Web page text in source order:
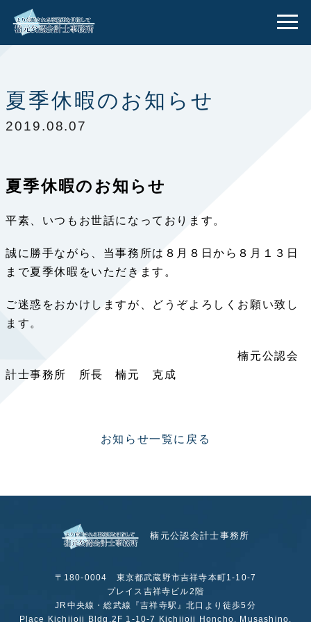
夏季休暇のお知らせ
2019.08.07
夏季休暇のお知らせ
平素、いつもお世話になっております。
誠に勝手ながら、当事務所は８月８日から８月１３日
まで夏季休暇をいただきます。
ご迷惑をおかけしますが、どうぞよろしくお願い致し
ます。
楠元公認会
計士事務所 所長 楠元 克成
お知らせ一覧に戻る
楠元公認会計士事務所
〒180-0004 東京都武蔵野市吉祥寺本町1-10-7
プレイス吉祥寺ビル2階
JR中央線・総武線『吉祥寺駅』北口より徒歩5分
Place Kichijoji Bldg.2F 1-10-7 Kichijoji Honcho, Musashino,